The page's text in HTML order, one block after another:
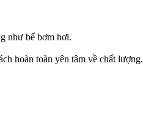
như bể bơm hơi.
hoàn toàn yên tâm về chất lượng.